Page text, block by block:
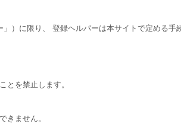
）に限り、 登録ヘルパーは本サイトで定める
を禁止します。
ません。